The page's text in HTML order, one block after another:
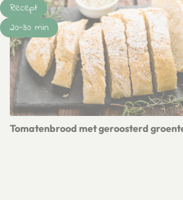
Tomatenbrood met geroosterd
Recept
20-30 min